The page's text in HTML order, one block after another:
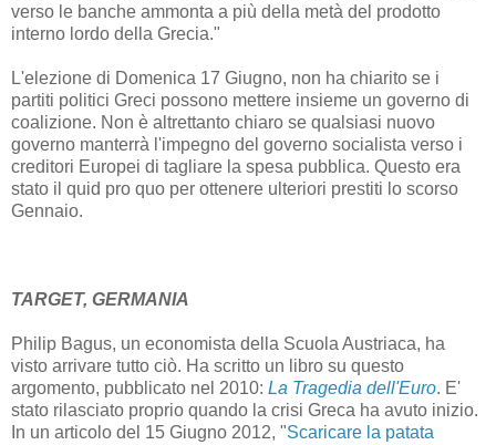
verso le banche ammonta a più della metà del prodotto
interno lordo della Grecia."
L'elezione di Domenica 17 Giugno, non ha chiarito se i
partiti politici Greci possono mettere insieme un governo di
coalizione. Non è altrettanto chiaro se qualsiasi nuovo
governo manterrà l'impegno del governo socialista verso i
creditori Europei di tagliare la spesa pubblica. Questo era
stato il quid pro quo per ottenere ulteriori prestiti lo scorso
Gennaio.
TARGET, GERMANIA
Philip Bagus, un economista della Scuola Austriaca, ha
visto arrivare tutto ciò. Ha scritto un libro su questo
argomento, pubblicato nel 2010: La Tragedia dell'Euro. E'
stato rilasciato proprio quando la crisi Greca ha avuto inizio.
In un articolo del 15 Giugno 2012, "Scaricare la patata